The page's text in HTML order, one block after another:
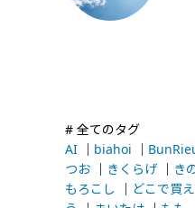
# 全てのタグ
AI ｜ biahoi ｜
つお ｜ きくらげ｜ き
もろこし
｜ どこで買